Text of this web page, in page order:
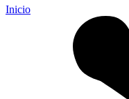
Inicio